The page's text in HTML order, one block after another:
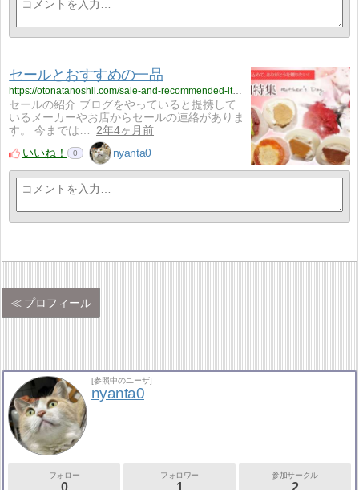
セールとおすすめの一品
https://otonatanoshii.com/sale-and-recommended-items/?utm_source=rss&utm_medium=rss&utm_campaign=sale-and-recommended-items
セールの紹介 ブログをやっていると提携して
いるメーカーやお店からセールの連絡がありま
す。 今までは…
2年4ヶ月前
いいね！
0 nyanta0
プロフィール
[参照中のユーザ]
nyanta0
フォロー
0
フォロワー
1
参加サークル
2